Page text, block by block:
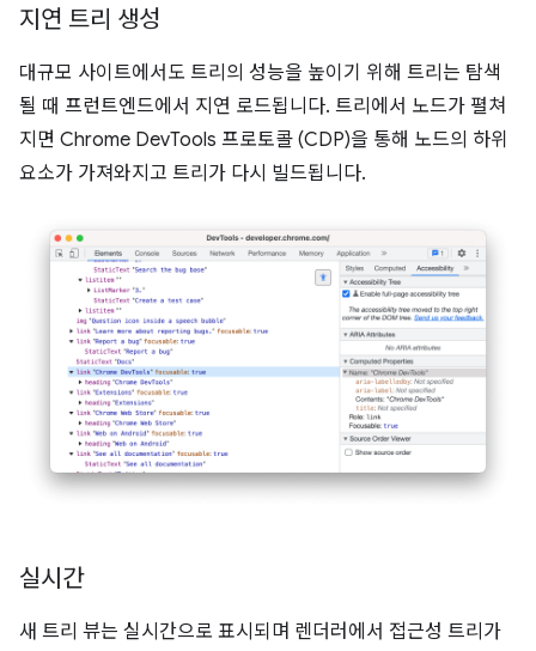
지연 트리 생성
대규모 사이트에서도 트리의 성능을 높이기 위해 트리는 탐색
될 때 프런트엔드에서 지연 로드됩니다. 트리에서 노드가 펼쳐
지면 Chrome DevTools 프로토콜 (CDP)을 통해 노드의 하위
요소가 가져와지고 트리가 다시 빌드됩니다.
실시간
새 트리 뷰는 실시간으로 표시되며 렌더러에서 접근성 트리가